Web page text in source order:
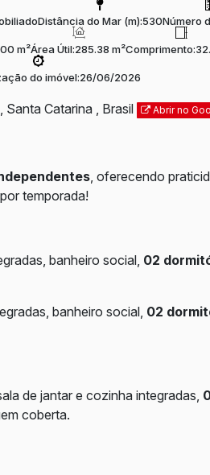
Distância do Mar (m):530Número
m²Área Útil:285.38 m²Comprimento:
do imóvel:26/06/2026
, Santa Catarina , Brasil Abrir no
, oferecendo
temporada!
banheiro social, 02
banheiro social, 02
de jantar e cozinha integradas,
coberta.